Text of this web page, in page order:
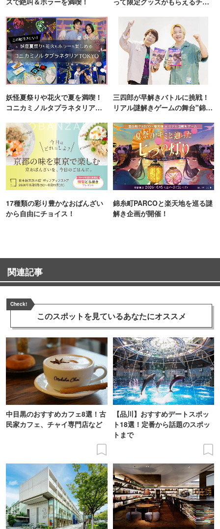
妖怪夏祭りや花火で夏を満喫！
コニカミノルタプラネタリア
三四郎が早解きバトルに挑戦！
リアル謎解きゲームの舞台"錦糸
17種類の彩り豊かなおばんざい
から自由にチョイス！
錦糸町PARCOと楽天地を巡る謎
解き企画が開催！
関連記事
Check!
このスポットを見ているあなたにオススメ
中目黒のおすすめカフェ8選！古
民家カフェ、チャイ専門店など
【品川】おすすめデートスポッ
ト18選！定番から話題のスポッ
トまで